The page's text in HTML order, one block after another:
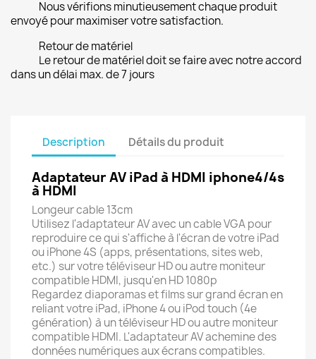
Nous vérifions minutieusement chaque produit
envoyé pour maximiser votre satisfaction.
Retour de matériel
Le retour de matériel doit se faire avec notre accord
dans un délai max. de 7 jours
Description Détails du produit
Adaptateur AV iPad à HDMI iphone4/4s
à HDMI
Longeur cable 13cm
Utilisez l'adaptateur AV avec un cable VGA pour
reproduire ce qui s'affiche à l'écran de votre iPad
ou iPhone 4S (apps, présentations, sites web,
etc.) sur votre téléviseur HD ou autre moniteur
compatible HDMI, jusqu'en HD 1080p
Regardez diaporamas et films sur grand écran en
reliant votre iPad, iPhone 4 ou iPod touch (4e
génération) à un téléviseur HD ou autre moniteur
compatible HDMI. L'adaptateur AV achemine des
données numériques aux écrans compatibles.